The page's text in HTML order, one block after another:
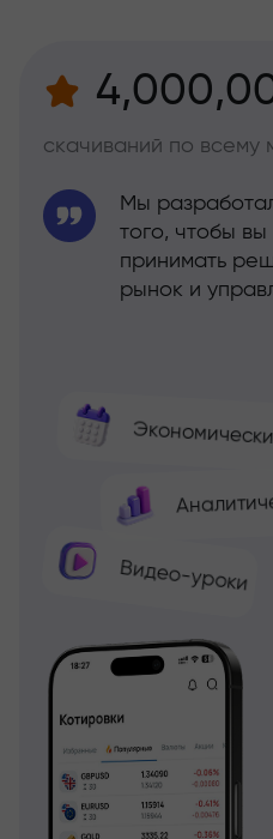
скачиваний по всему
Видео-уроки
Мы
того, чтобы
принимать
рынок и